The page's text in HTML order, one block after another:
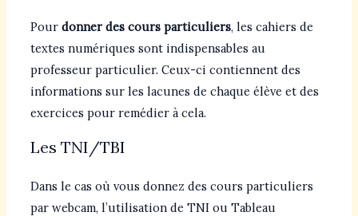
Pour donner des cours particuliers, les cahiers de
textes numériques sont indispensables au
professeur particulier. Ceux-ci contiennent des
informations sur les lacunes de chaque élève et des
exercices pour remédier à cela.
Les TNI/TBI
Dans le cas où vous donnez des cours particuliers
par webcam, l’utilisation de TNI ou Tableau